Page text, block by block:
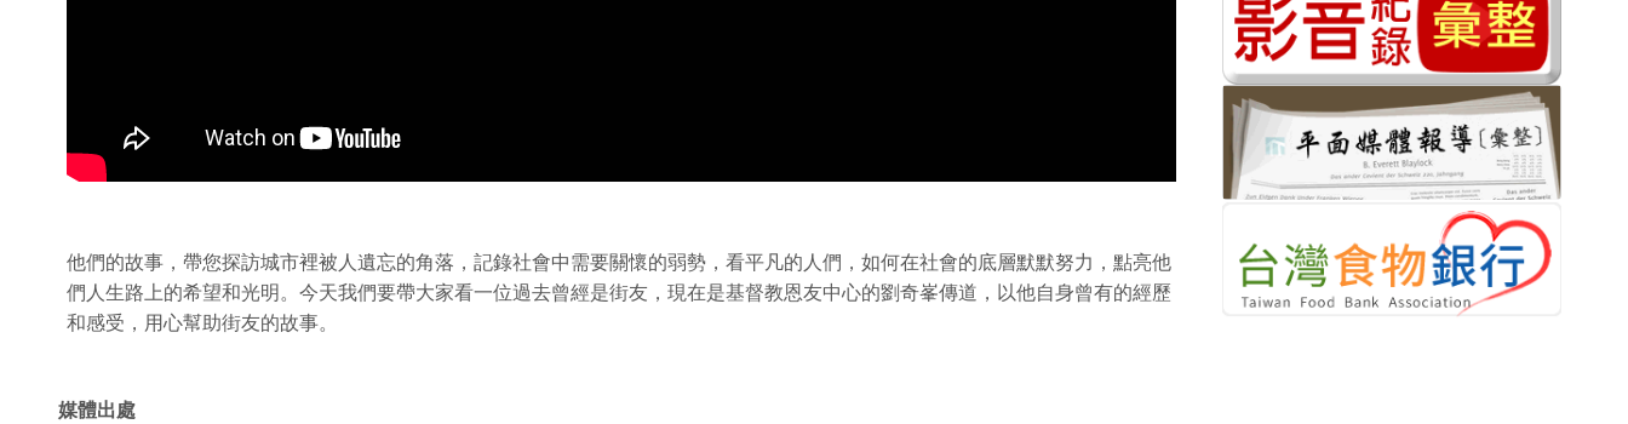
他們的故事，帶您探訪城市裡被人遺忘的角落，記錄社會中需要關懷的弱勢，看平凡的人們，如何在社會的底層默默努力，點亮他
們人生路上的希望和光明。今天我們要帶大家看一位過去曾經是街友，現在是基督教恩友中心的劉奇峯傳道，以他自身曾有的經歷
和感受，用心幫助街友的故事。
媒體出處